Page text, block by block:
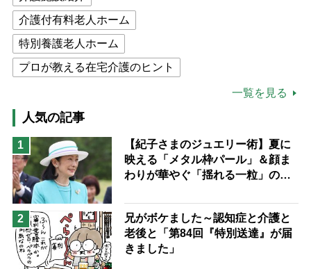
介護付有料老人ホーム
特別養護老人ホーム
プロが教える在宅介護のヒント
高木ブー
ケアマネジャー
猫が母になつきません
息子の遠距離介護サバイバル術
兄がボケました
予防法
一覧を見る
人気の記事
1
【紀子さまのジュエリー術】夏に
映える「メタル枠パール」＆顔ま
わりが華やぐ「揺れる一粒」の使
2
兄がボケました～認知症と介護と
老後と「第84回『特別送達』が届
きました」